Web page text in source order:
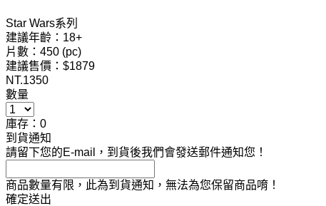
Star Wars系列
建議年齡：18+
片數：450 (pc)
建議售價：$1879
NT.1350
數量
庫存：0
到貨通知
請留下您的E-mail，到貨後我們會發送郵件通知您！
商品數量有限，此為到貨通知，無法為您保留商品唷！
確定送出